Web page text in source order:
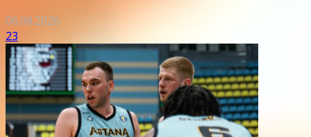
06.08.2026
23